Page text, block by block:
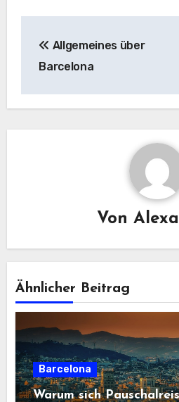
Allgemeines über
Barcelona
Von
Ähnlicher Beitrag
Barcelona
Warum sich